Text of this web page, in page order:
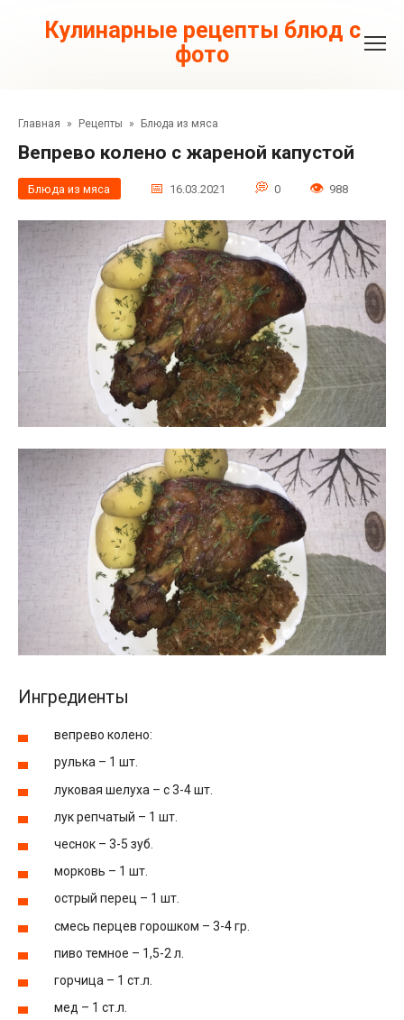
контентуКулинарные рецепты блюд с
фото
Главная » Рецепты » Блюда из мяса
Вепрево колено с жареной капустой
Блюда из мяса 16.03.2021 0 988
Ингредиенты
вепрево колено:
рулька – 1 шт.
луковая шелуха – с 3-4 шт.
лук репчатый – 1 шт.
чеснок – 3-5 зуб.
морковь – 1 шт.
острый перец – 1 шт.
смесь перцев горошком – 3-4 гр.
пиво темное – 1,5-2 л.
горчица – 1 ст.л.
мед – 1 ст.л.